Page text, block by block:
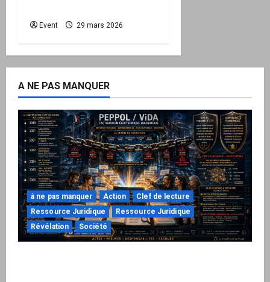
Event 29 mars 2026
A NE PAS MANQUER
à ne pas manquer Action
Clef de lecture
Ressource Juridique
Ressource Juridique
Révélation
Société